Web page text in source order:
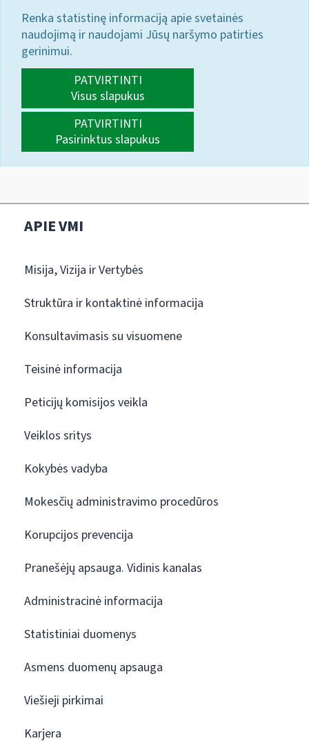
Renka statistinę informaciją apie svetainės
naudojimą ir naudojami Jūsų naršymo patirties
gerinimui.
PATVIRTINTI
Visus slapukus
PATVIRTINTI
Pasirinktus slapukus
APIE VMI
Misija, Vizija ir Vertybės
Struktūra ir kontaktinė informacija
Konsultavimasis su visuomene
Teisinė informacija
Peticijų komisijos veikla
Veiklos sritys
Kokybės vadyba
Mokesčių administravimo procedūros
Korupcijos prevencija
Pranešėjų apsauga. Vidinis kanalas
Administracinė informacija
Statistiniai duomenys
Asmens duomenų apsauga
Viešieji pirkimai
Karjera